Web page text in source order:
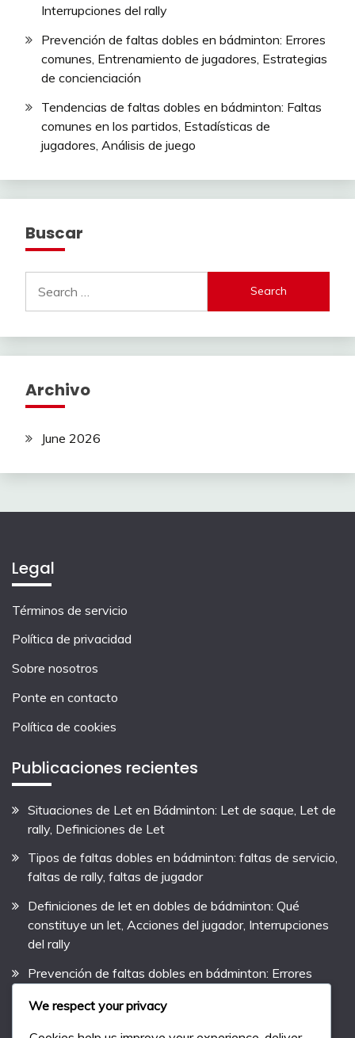
Interrupciones del rally
Prevención de faltas dobles en bádminton: Errores
comunes, Entrenamiento de jugadores, Estrategias
de concienciación
Tendencias de faltas dobles en bádminton: Faltas
comunes en los partidos, Estadísticas de
jugadores, Análisis de juego
Buscar
for:
Archivo
June 2026
Legal
Términos de servicio
Política de privacidad
Sobre nosotros
Ponte en contacto
Política de cookies
Publicaciones recientes
Situaciones de Let en Bádminton: Let de saque, Let de
rally, Definiciones de Let
Tipos de faltas dobles en bádminton: faltas de servicio,
faltas de rally, faltas de jugador
Definiciones de let en dobles de bádminton: Qué
constituye un let, Acciones del jugador, Interrupciones
del rally
Prevención de faltas dobles en bádminton: Errores
concienciación
We respect your privacy